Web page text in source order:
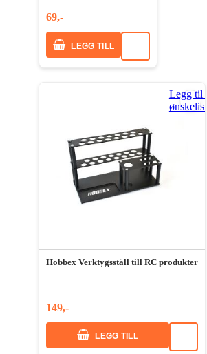
69,-
LEGG TILL
Legg til i
ønskeliste
Hobbex Verktygsställ till RC produkter
149,-
LEGG TILL